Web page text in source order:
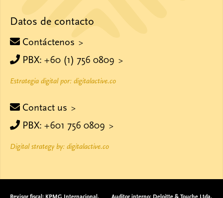
Datos de contacto
Contáctenos
PBX: +60 (1) 756 0809
Estrategia digital por: digitalactive.co
Contact us
PBX: +601 756 0809
Digital strategy by: digitalactive.co